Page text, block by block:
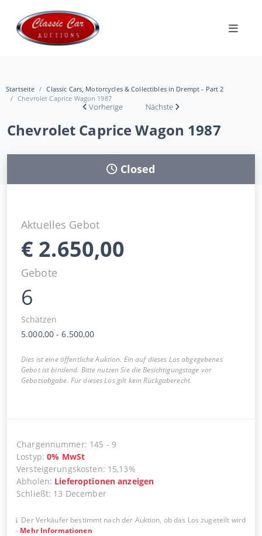
Startseite
Classic Cars, Motorcycles & Collectibles in Drempt - Part 2
Chevrolet Caprice Wagon 1987
Vorherige Nächste
Chevrolet Caprice Wagon 1987
Closed
Aktuelles Gebot
€ 2.650,00
Gebote
6
Schätzen
5.000,00 -6.500,00
Dies ist eine öffentliche Auktion. Ein auf dieses Los abgegebenes
Gebot ist bindend. Bitte nutzen Sie die Besichtigungstage vor
Gebotsabgabe. Für dieses Los gilt kein Rückgaberecht.
Chargennummer: 145 - 9
Lostyp:0% MwSt
Versteigerungskosten: 15,13%
Abholen: Lieferoptionen anzeigen
Schließt: 13 December
Der Verkäufer bestimmt nach der Auktion, ob das Los zugeteilt wird
- Mehr Informationen